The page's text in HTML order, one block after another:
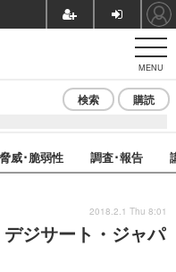
MENU
検索 購読
脅威･脆弱性 調査･報告
ジサート・ジャパ
2018.2.1 Thu 8:01